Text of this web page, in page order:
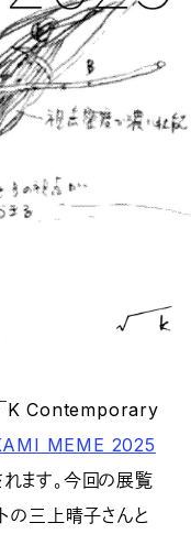
√K Contemporary
MEME 2025
ます。今回の展覧
の三上晴子さんと